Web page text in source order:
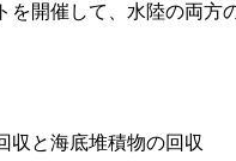
を開催して、水陸の両方
収と海底堆積物の回収